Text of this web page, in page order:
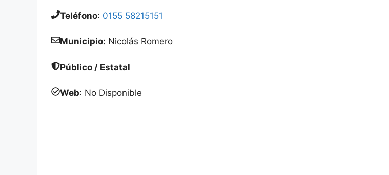
Teléfono: 0155 58215151
Municipio: Nicolás Romero
Público / Estatal
Web: No Disponible